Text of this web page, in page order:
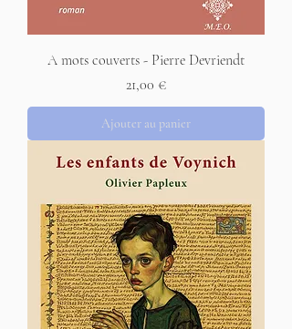
A mots couverts - Pierre Devriendt
Prix
21,00 €
Ajouter au panier